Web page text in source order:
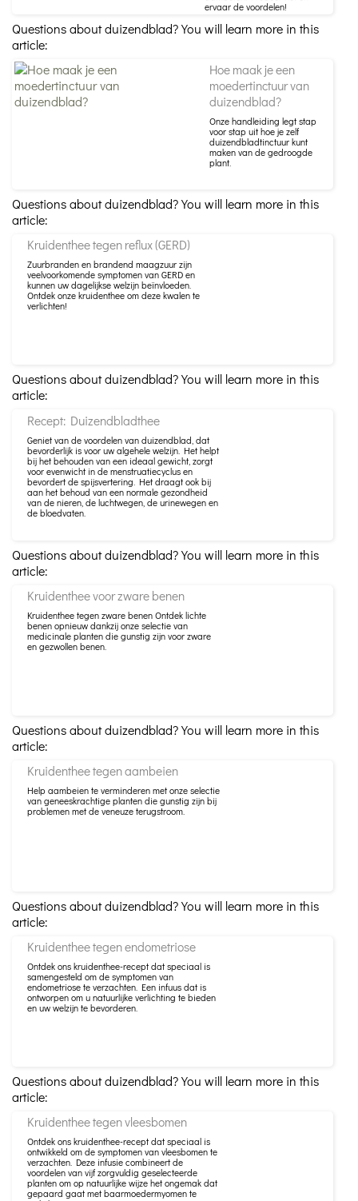
ervaar de voordelen!
Questions about duizendblad? You will learn more in this
article:
Hoe maak je een
moedertinctuur van
duizendblad?
Onze handleiding legt stap
voor stap uit hoe je zelf
duizendbladtinctuur kunt
maken van de gedroogde
plant.
Questions about duizendblad? You will learn more in this
article:
Kruidenthee tegen reflux (GERD)
Zuurbranden en brandend maagzuur zijn
veelvoorkomende symptomen van GERD en
kunnen uw dagelijkse welzijn beïnvloeden.
Ontdek onze kruidenthee om deze kwalen te
verlichten!
Questions about duizendblad? You will learn more in this
article:
Recept: Duizendbladthee
Geniet van de voordelen van duizendblad, dat
bevorderlijk is voor uw algehele welzijn. Het helpt
bij het behouden van een ideaal gewicht, zorgt
voor evenwicht in de menstruatiecyclus en
bevordert de spijsvertering. Het draagt ​​ook bij
aan het behoud van een normale gezondheid
van de nieren, de luchtwegen, de urinewegen en
de bloedvaten.
Questions about duizendblad? You will learn more in this
article:
Kruidenthee voor zware benen
Kruidenthee tegen zware benen Ontdek lichte
benen opnieuw dankzij onze selectie van
medicinale planten die gunstig zijn voor zware
en gezwollen benen.
Questions about duizendblad? You will learn more in this
article:
Kruidenthee tegen aambeien
Help aambeien te verminderen met onze selectie
van geneeskrachtige planten die gunstig zijn bij
problemen met de veneuze terugstroom.
Questions about duizendblad? You will learn more in this
article:
Kruidenthee tegen endometriose
Ontdek ons ​​kruidenthee-recept dat speciaal is
samengesteld om de symptomen van
endometriose te verzachten. Een infuus dat is
ontworpen om u natuurlijke verlichting te bieden
en uw welzijn te bevorderen.
Questions about duizendblad? You will learn more in this
article:
Kruidenthee tegen vleesbomen
Ontdek ons ​​kruidenthee-recept dat speciaal is
ontwikkeld om de symptomen van vleesbomen te
verzachten. Deze infusie combineert de
voordelen van vijf zorgvuldig geselecteerde
planten om op natuurlijke wijze het ongemak dat
gepaard gaat met baarmoedermyomen te